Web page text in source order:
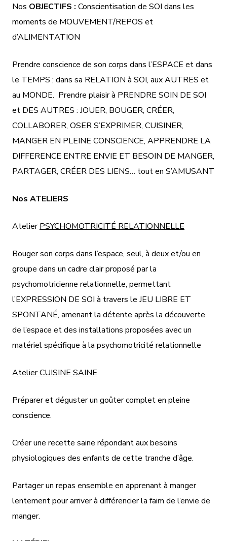
Nos OBJECTIFS : Conscientisation de SOI dans les
moments de MOUVEMENT/REPOS et
d’ALIMENTATION
Prendre conscience de son corps dans l’ESPACE et dans
le TEMPS ; dans sa RELATION à SOI, aux AUTRES et
au MONDE. Prendre plaisir à PRENDRE SOIN DE SOI
et DES AUTRES : JOUER, BOUGER, CRÉER,
COLLABORER, OSER S’EXPRIMER, CUISINER,
MANGER EN PLEINE CONSCIENCE, APPRENDRE LA
DIFFERENCE ENTRE ENVIE ET BESOIN DE MANGER,
PARTAGER, CRÉER DES LIENS… tout en S’AMUSANT
Nos ATELIERS
AtelierPSYCHOMOTRICITÉ RELATIONNELLE
Bouger son corps dans l’espace, seul, à deux et/ou en
groupe dans un cadre clair proposé par la
psychomotricienne relationnelle, permettant
l’EXPRESSION DE SOI à travers le JEU LIBRE ET
SPONTANÉ, amenant la détente après la découverte
de l’espace et des installations proposées avec un
matériel spécifique à la psychomotricité relationnelle
Atelier CUISINE SAINE
Préparer et déguster un goûter complet en pleine
conscience.
Créer une recette saine répondant aux besoins
physiologiques des enfants de cette tranche d’âge.
Partager un repas ensemble en apprenant à manger
lentement pour arriver à différencier la faim de l’envie de
manger.